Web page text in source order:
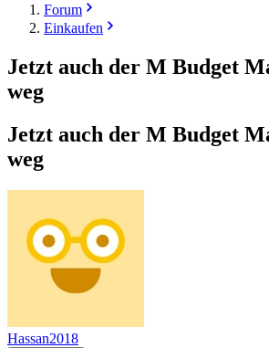
Forum
Einkaufen
Jetzt auch der M Budget
weg
Jetzt auch der M Budget
weg
Hassan2018